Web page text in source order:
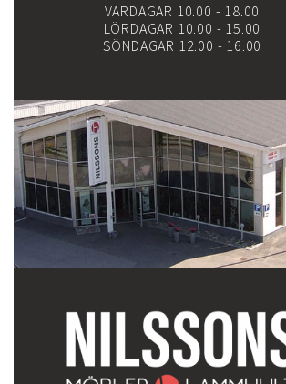
VARDAGAR 10.00 - 18.00
LÖRDAGAR 10.00 - 15.00
SÖNDAGAR 12.00 - 16.00